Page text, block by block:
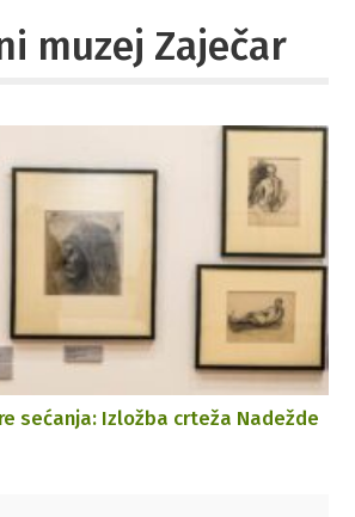
muzej Zaječar
sećanja: Izložba crteža Nadežde